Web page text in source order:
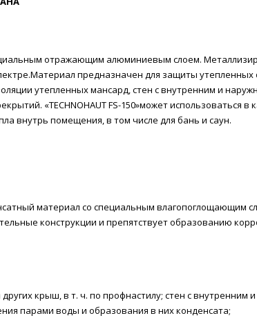
отражающим алюминиевым слоем.
предназначен для защиты
утепленных мансард, стен с внутренним и
«TECHNOHAUT FS-150»может использоваться
внутрь помещения, в том числе для бань и саун.
материал со специальным влагопоглощающим
конструкции и препятствует образованию
крыш, в т. ч. по профнастилу; стен с
парами воды и образования в них конденсата;